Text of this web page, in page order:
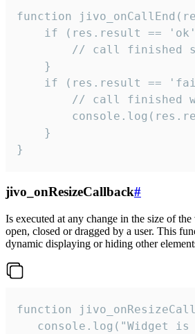
function
if (res.result ==
// call finished
    }
if (res.result ==
// call finished
    }
}
jivo_onResizeCallback#
Is executed at any change in the size of
open, closed or dragged by a user. This
dynamic displaying or hiding other
function
console.log("Widget is